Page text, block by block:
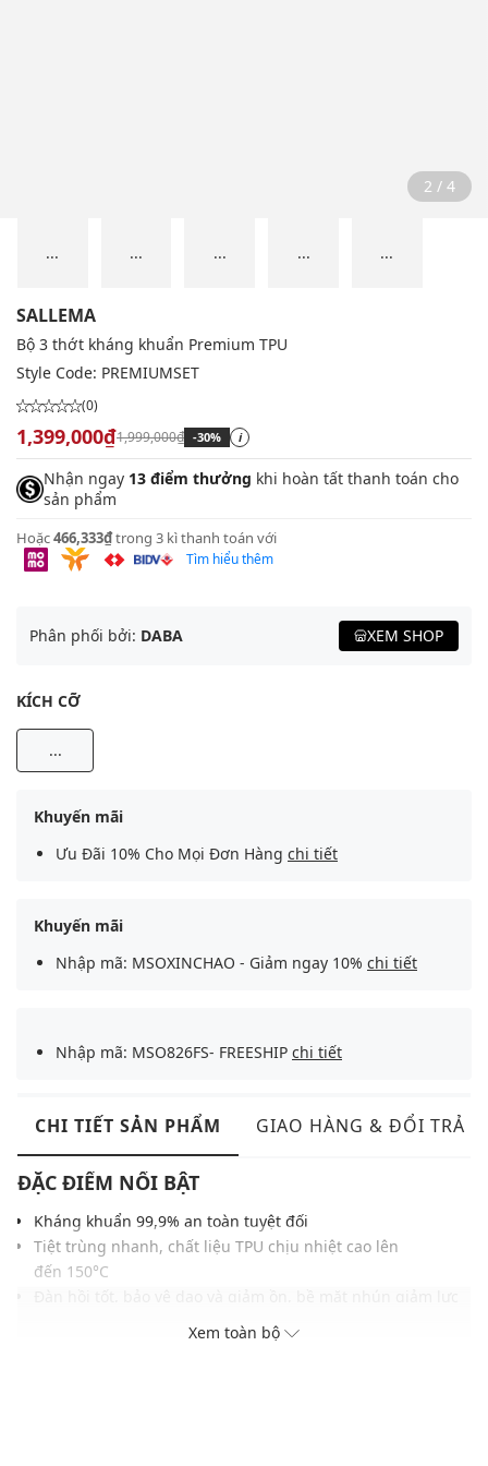
2 / 4
... ... ... ... ...
SALLEMA
Bộ 3 thớt kháng khuẩn Premium TPU
Style Code: PREMIUMSET
(0)
1,399,000₫1,999,000₫ -30% i
Nhận ngay 13 điểm thưởng khi hoàn tất thanh toán cho
sản phẩm
Hoặc466,333₫trong 3 kì thanh toán với
Tìm hiểu thêm
Phân phối bởi: DABA XEM SHOP
KÍCH CỠ
...
Khuyến mãi
Ưu Đãi 10% Cho Mọi Đơn Hàng chi tiết
Khuyến mãi
Nhập mã: MSOXINCHAO - Giảm ngay 10% chi tiết
Nhập mã: MSO826FS- FREESHIP chi tiết
CHI TIẾT SẢN PHẨM GIAO HÀNG & ĐỔI TRẢ
ĐẶC ĐIỂM NỔI BẬT
Kháng khuẩn 99,9% an toàn tuyệt đối
Tiệt trùng nhanh, chất liệu TPU chịu nhiệt cao lên
đến 150°C
dội, hạn chế mài mòn lưỡi dao
Chống bám màu và mùi hiệu quả
Xem toàn bộ